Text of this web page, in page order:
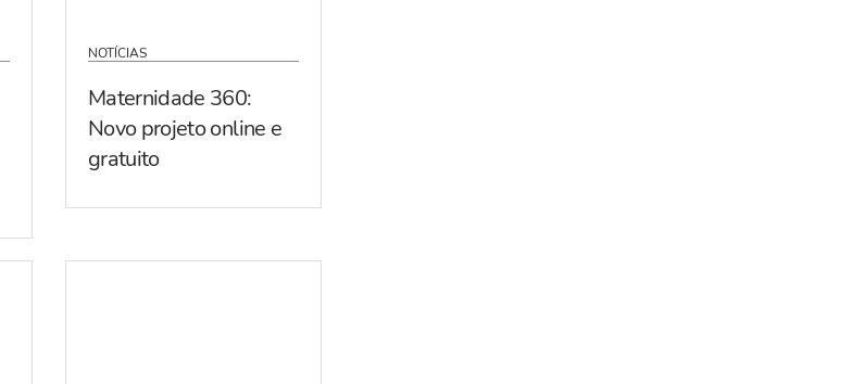
NOTÍCIAS
Maternidade 360:
Novo projeto online e
gratuito